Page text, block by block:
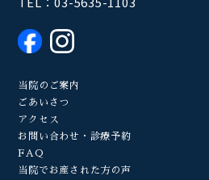
当院のご案内
ごあいさつ
アクセス
お問い合わせ・診療予約
FAQ
当院でお産された方の声